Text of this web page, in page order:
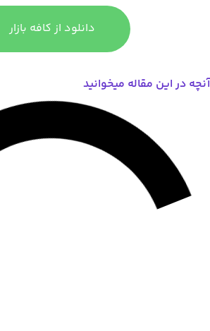
دانلود از کافه بازار
میخوانید